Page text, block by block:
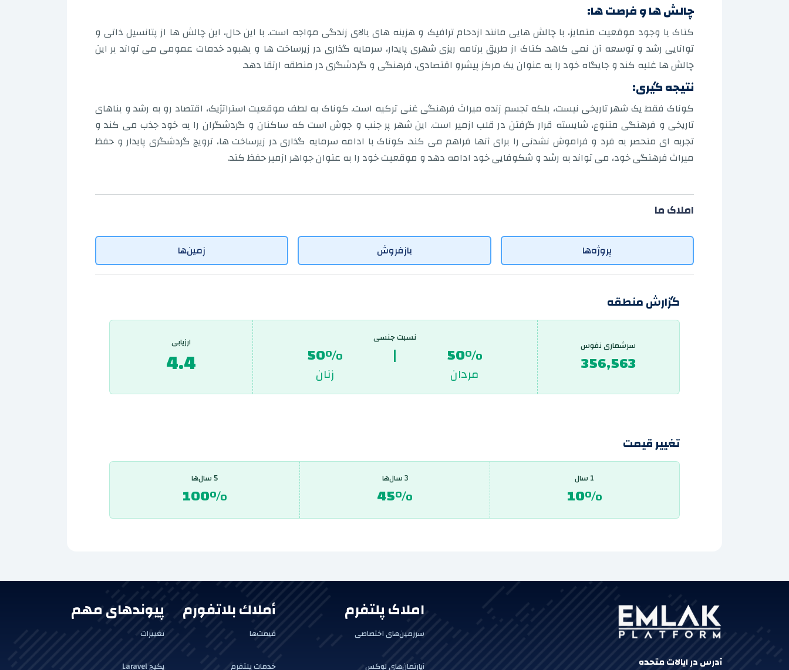
چالش ها و فرصت ها:
کناک با وجود موقعیت متمایز، با چالش هایی مانند ازدحام ترافیک و هزینه های بالای زندگی مواجه است. با این حال، این چالش ها از پتانسیل ذاتی و
توانایی رشد و توسعه آن نمی کاهد. کناک از طریق برنامه ریزی شهری پایدار، سرمایه گذاری در زیرساخت ها و بهبود خدمات عمومی می تواند بر این
چالش ها غلبه کند و جایگاه خود را به عنوان یک مرکز پیشرو اقتصادی، فرهنگی و گردشگری در منطقه ارتقا دهد.
نتیجه گیری:
کوناک فقط یک شهر تاریخی نیست، بلکه تجسم زنده میراث فرهنگی غنی ترکیه است. کوناک به لطف موقعیت استراتژیک، اقتصاد رو به رشد و بناهای
تاریخی و فرهنگی متنوع، شایسته قرار گرفتن در قلب ازمیر است. این شهر پر جنب و جوش است که ساکنان و گردشگران را به خود جذب می کند و
تجربه ای منحصر به فرد و فراموش نشدنی را برای آنها فراهم می کند. کوناک با ادامه سرمایه گذاری در زیرساخت ها، ترویج گردشگری پایدار و حفظ
میراث فرهنگی خود، می تواند به رشد و شکوفایی خود ادامه دهد و موقعیت خود را به عنوان جواهر ازمیر حفظ کند.
املاک ما
پروژه‌ها بازفروش زمین‌ها
گزارش منطقه
سرشماری نفوس
356,563
نسبت جنسی
50%
مردان
|
50%
زنان
ارزیابی
4.4
تغییر قیمت
1 سال
10%
3 سال‌ها
45%
5 سال‌ها
100%
آدرس در ایالات متحده
املاک پلتفرم
سرزمین‌های اختصاصی
آپارتمان‌های لوکس
أملاك بلاتفورم
قیمت‌ها
خدمات پلتفرم
پیوندهای مهم
تغییرات
پکیج Laravel